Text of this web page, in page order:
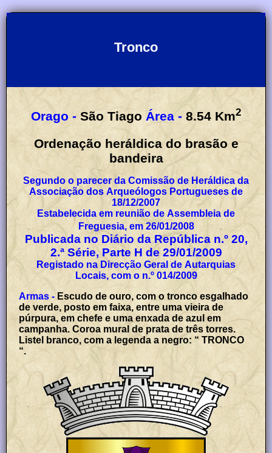
Tronco
Orago - São Tiago Área - 8.54 Km2
Ordenação heráldica do brasão e
bandeira
Segundo o parecer da Comissão de Heráldica da
Associação dos Arqueólogos Portugueses de
18/12/2007
Estabelecida em reunião de Assembleia de
Freguesia, em 26/01/2008
Publicada no Diário da República n.º 20,
2.ª Série, Parte H de 29/01/2009
Registado na Direcção Geral de Autarquias
Locais, com o n.º 014/2009
Armas - Escudo de ouro, com o tronco esgalhado
de verde, posto em faixa, entre uma vieira de
púrpura, em chefe e uma enxada de azul em
campanha. Coroa mural de prata de três torres.
Listel branco, com a legenda a negro: “ TRONCO
“.